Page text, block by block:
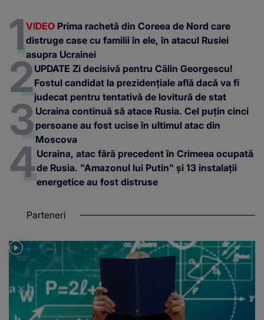
VIDEO Prima rachetă din Coreea de Nord care
distruge case cu familii în ele, în atacul Rusiei
asupra Ucrainei
UPDATE Zi decisivă pentru Călin Georgescu!
Fostul candidat la prezidențiale află dacă va fi
judecat pentru tentativă de lovitură de stat
Ucraina continuă să atace Rusia. Cel puțin cinci
persoane au fost ucise în ultimul atac din
Moscova
Ucraina, atac fără precedent în Crimeea ocupată
de Rusia. "Amazonul lui Putin" și 13 instalații
energetice au fost distruse
Parteneri